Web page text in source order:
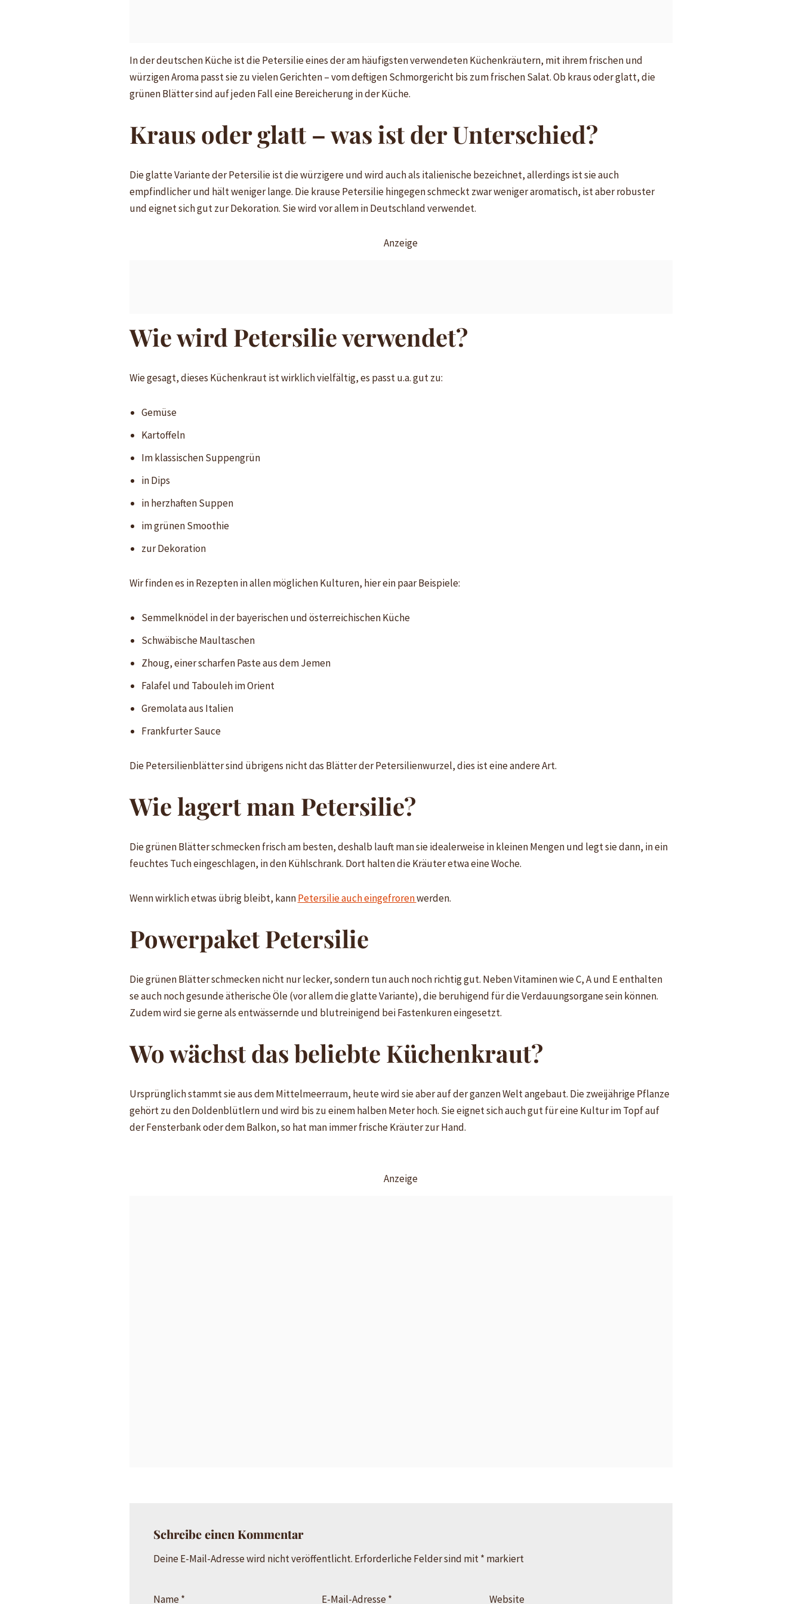
In der deutschen Küche ist die Petersilie eines der am häufigsten verwendeten Küchenkräutern, mit ihrem frischen und
würzigen Aroma passt sie zu vielen Gerichten – vom deftigen Schmorgericht bis zum frischen Salat. Ob kraus oder glatt, die
grünen Blätter sind auf jeden Fall eine Bereicherung in der Küche.
Kraus oder glatt – was ist der Unterschied?
Die glatte Variante der Petersilie ist die würzigere und wird auch als italienische bezeichnet, allerdings ist sie auch
empfindlicher und hält weniger lange. Die krause Petersilie hingegen schmeckt zwar weniger aromatisch, ist aber robuster
und eignet sich gut zur Dekoration. Sie wird vor allem in Deutschland verwendet.
Anzeige
Wie wird Petersilie verwendet?
Wie gesagt, dieses Küchenkraut ist wirklich vielfältig, es passt u.a. gut zu:
Gemüse
Kartoffeln
Im klassischen Suppengrün
in Dips
in herzhaften Suppen
im grünen Smoothie
zur Dekoration
Wir finden es in Rezepten in allen möglichen Kulturen, hier ein paar Beispiele:
Semmelknödel in der bayerischen und österreichischen Küche
Schwäbische Maultaschen
Zhoug, einer scharfen Paste aus dem Jemen
Falafel und Tabouleh im Orient
Gremolata aus Italien
Frankfurter Sauce
Die Petersilienblätter sind übrigens nicht das Blätter der Petersilienwurzel, dies ist eine andere Art.
Wie lagert man Petersilie?
Die grünen Blätter schmecken frisch am besten, deshalb lauft man sie idealerweise in kleinen Mengen und legt sie dann, in ein
feuchtes Tuch eingeschlagen, in den Kühlschrank. Dort halten die Kräuter etwa eine Woche.
Wenn wirklich etwas übrig bleibt, kannPetersilie auch eingefrorenwerden.
Powerpaket Petersilie
Die grünen Blätter schmecken nicht nur lecker, sondern tun auch noch richtig gut. Neben Vitaminen wie C, A und E enthalten
se auch noch gesunde ätherische Öle (vor allem die glatte Variante), die beruhigend für die Verdauungsorgane sein können.
Zudem wird sie gerne als entwässernde und blutreinigend bei Fastenkuren eingesetzt.
Wo wächst das beliebte Küchenkraut?
Ursprünglich stammt sie aus dem Mittelmeerraum, heute wird sie aber auf der ganzen Welt angebaut. Die zweijährige Pflanze
gehört zu den Doldenblütlern und wird bis zu einem halben Meter hoch. Sie eignet sich auch gut für eine Kultur im Topf auf
der Fensterbank oder dem Balkon, so hat man immer frische Kräuter zur Hand.
Anzeige
Schreibe einen Kommentar
Deine E-Mail-Adresse wird nicht veröffentlicht. Erforderliche Felder sind mit* markiert
Name* E-Mail-Adresse* Website